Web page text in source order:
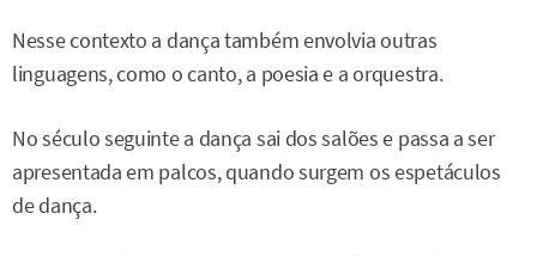
Nesse contexto a dança também envolvia outras
linguagens, como o canto, a poesia e a orquestra.
No século seguinte a dança sai dos salões e passa a ser
apresentada em palcos, quando surgem os espetáculos
de dança.